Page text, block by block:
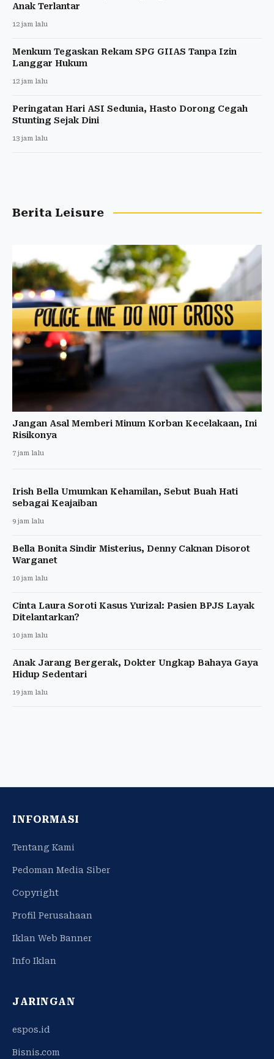
Anak Terlantar
12 jam lalu
Menkum Tegaskan Rekam SPG GIIAS Tanpa Izin
Langgar Hukum
12 jam lalu
Peringatan Hari ASI Sedunia, Hasto Dorong Cegah
Stunting Sejak Dini
13 jam lalu
Berita Leisure
Jangan Asal Memberi Minum Korban Kecelakaan, Ini
Risikonya
7 jam lalu
Irish Bella Umumkan Kehamilan, Sebut Buah Hati
sebagai Keajaiban
9 jam lalu
Bella Bonita Sindir Misterius, Denny Caknan Disorot
Warganet
10 jam lalu
Cinta Laura Soroti Kasus Yurizal: Pasien BPJS Layak
Ditelantarkan?
10 jam lalu
Anak Jarang Bergerak, Dokter Ungkap Bahaya Gaya
Hidup Sedentari
19 jam lalu
INFORMASI
Tentang Kami
Pedoman Media Siber
Copyright
Profil Perusahaan
Iklan Web Banner
Info Iklan
JARINGAN
espos.id
Bisnis.com